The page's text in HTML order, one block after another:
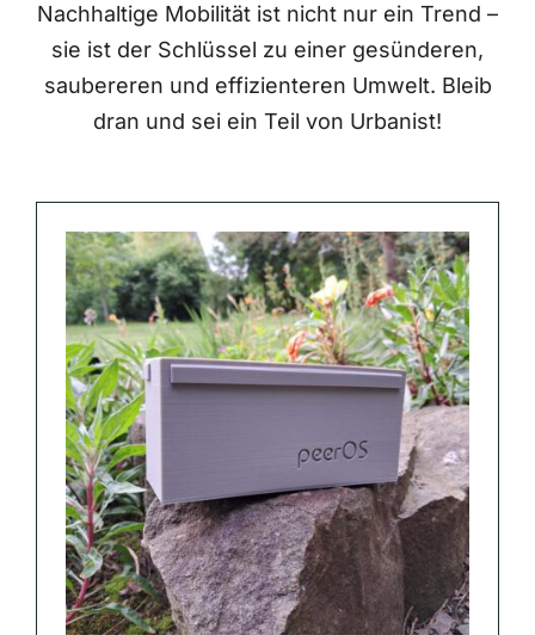
Nachhaltige Mobilität ist nicht nur ein Trend –
sie ist der Schlüssel zu einer gesünderen,
saubereren und effizienteren Umwelt. Bleib
dran und sei ein Teil von Urbanist!